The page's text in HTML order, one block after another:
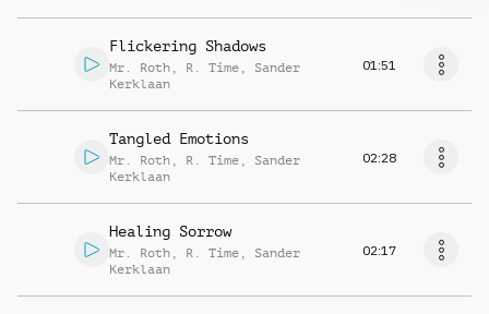
Flickering Shadows
Mr. Roth , R. Time , Sander
Kerklaan
01:51
Tangled Emotions
Mr. Roth , R. Time , Sander
Kerklaan
02:28
Healing Sorrow
Mr. Roth , R. Time , Sander
Kerklaan
02:17